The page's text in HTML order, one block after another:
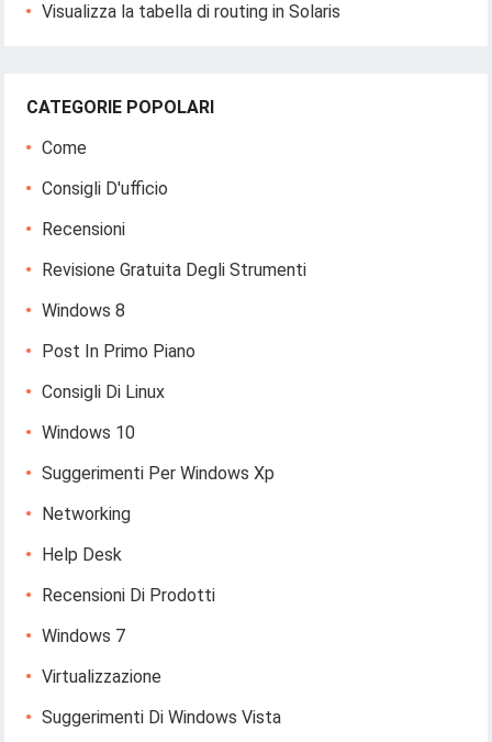
Visualizza la tabella di routing in Solaris
CATEGORIE POPOLARI
Come
Consigli D'ufficio
Recensioni
Revisione Gratuita Degli Strumenti
Windows 8
Post In Primo Piano
Consigli Di Linux
Windows 10
Suggerimenti Per Windows Xp
Networking
Help Desk
Recensioni Di Prodotti
Windows 7
Virtualizzazione
Suggerimenti Di Windows Vista